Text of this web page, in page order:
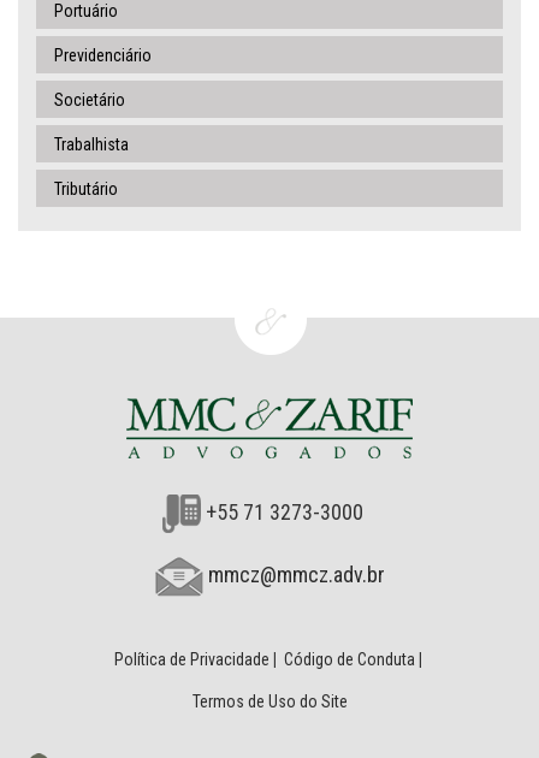
Portuário
Previdenciário
Societário
Trabalhista
Tributário
+55 71 3273-3000
mmcz@mmcz.adv.br
Política de Privacidade Código de Conduta
Termos de Uso do Site